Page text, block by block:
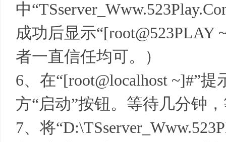
中
成功后显示“[root@523PLAY
者一直信任均可。）
6、在“[root@localhost ~]#”
方“启动”按钮。等待几分钟
7、将